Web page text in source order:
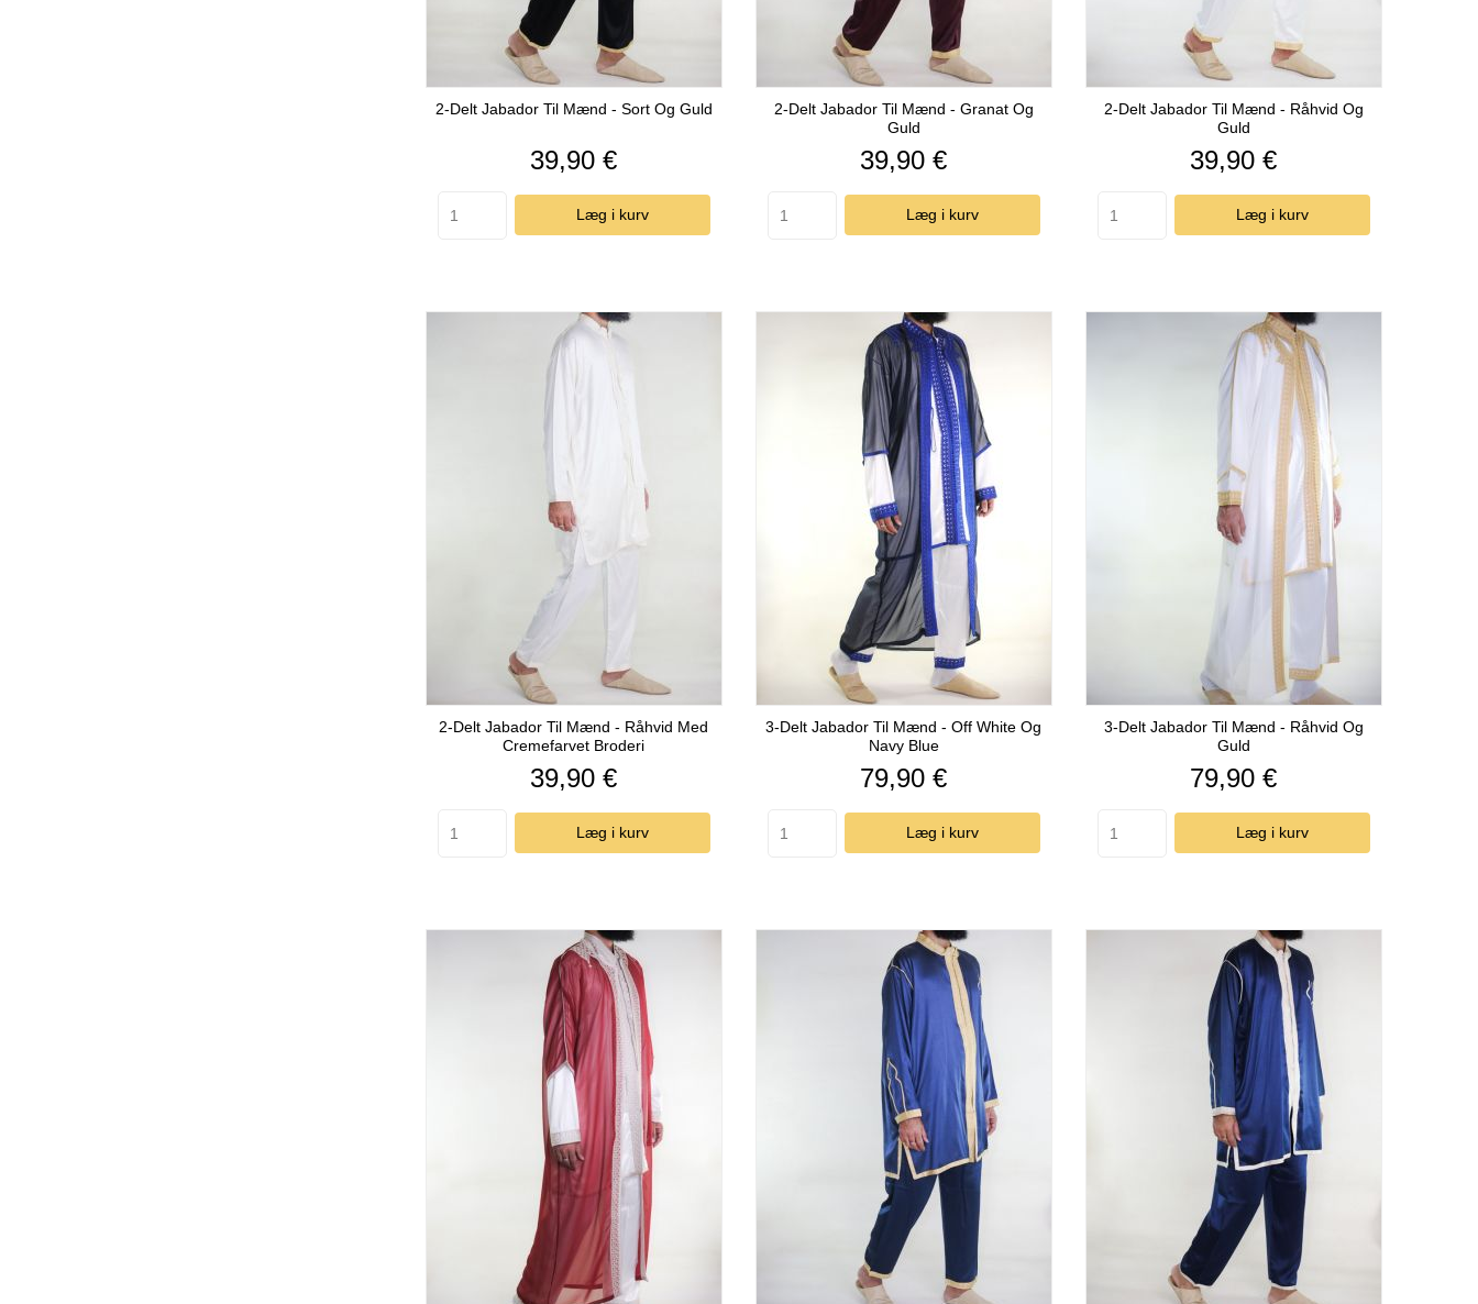
2-Delt Jabador Til Mænd - Sort Og Guld
Pris
39,90 €
Læg i kurv
2-Delt Jabador Til Mænd - Granat Og
Guld
Pris
39,90 €
Læg i kurv
2-Delt Jabador Til Mænd - Råhvid Og
Guld
Pris
39,90 €
Læg i kurv
2-Delt Jabador Til Mænd - Råhvid Med
Cremefarvet Broderi
Pris
39,90 €
Læg i kurv
3-Delt Jabador Til Mænd - Off White Og
Navy Blue
Pris
79,90 €
Læg i kurv
3-Delt Jabador Til Mænd - Råhvid Og
Guld
Pris
79,90 €
Læg i kurv